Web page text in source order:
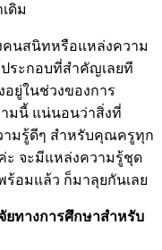
ดิม
คนสนิทหรือแหล่งความ
ประกอบที่สำคัญเลยที
ยู่ในช่วงของการ
มนี้ แน่นอนว่าสิ่งที่
ามรู้ดีๆ สำหรับคุณครูทุก
ะ จะมีแหล่งความรู้ชุด
อมแล้ว ก็มาลุยกันเลย
ยทางการศึกษาสำหรับ